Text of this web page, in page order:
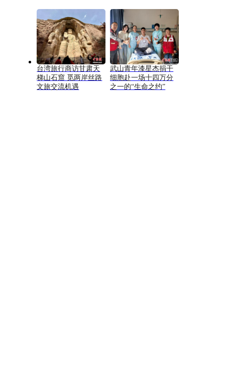
台湾旅行商访甘肃天
梯山石窟 觅两岸丝路
文旅交流机遇
武山青年漆星杰捐干
细胞赴一场十四万分
之一的“生命之约”